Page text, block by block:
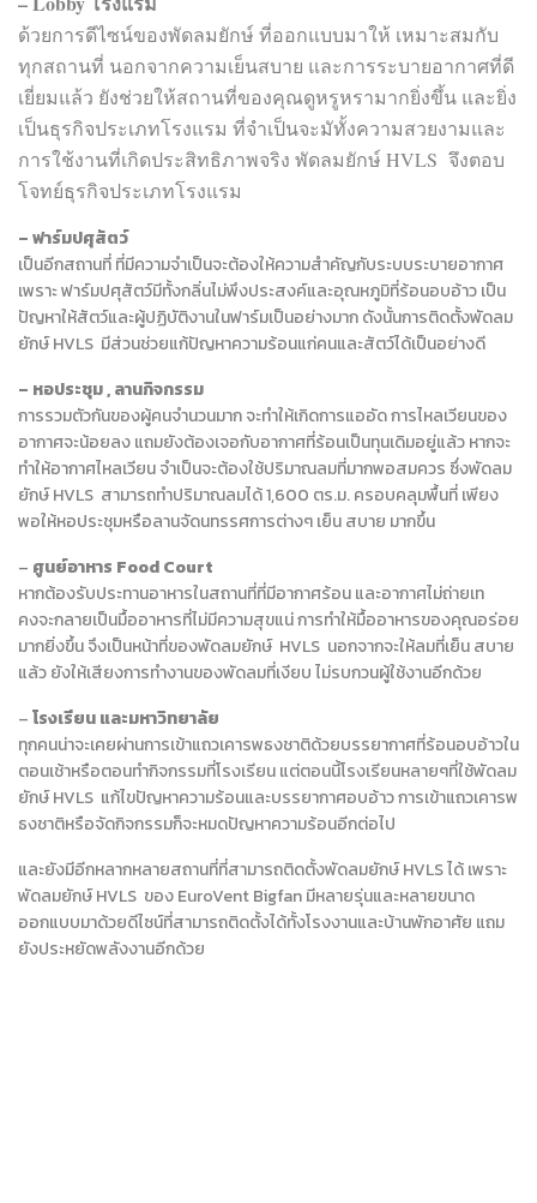
ด้วยการดีไซน์ของพัดลมยักษ์ ที่ออกแบบมาให้ เหมาะสมกับ
ทุกสถานที่ นอกจากความเย็นสบาย และการระบายอากาศที่ดี
เยี่ยมแล้ว ยังช่วยให้สถานที่ของคุณดูหรูหรามากยิ่งขึ้น และยิ่ง
เป็นธุรกิจประเภทโรงแรม ที่จำเป็นจะมัทั้งความสวยงามและ
การใช้งานที่เกิดประสิทธิภาพจริง พัดลมยักษ์ HVLS จึงตอบ
โจทย์ธุรกิจประเภทโรงแรม
– ฟาร์มปศุสัตว์
เป็นอีกสถานที่ ที่มีความจำเป็นจะต้องให้ความสำคัญกับระบบระบายอากาศ
เพราะ ฟาร์มปศุสัตว์มีทั้งกลิ่นไม่พึงประสงค์และอุณหภูมิที่ร้อนอบอ้าว เป็น
ปัญหาให้สัตว์และผู้ปฏิบัติงานในฟาร์มเป็นอย่างมาก ดังนั้นการติดตั้งพัดลม
ยักษ์ HVLS มีส่วนช่วยแก้ปัญหาความร้อนแก่คนและสัตว์ได้เป็นอย่างดี
– หอประชุม , ลานกิจกรรม
การรวมตัวกันของผู้คนจำนวนมาก จะทำให้เกิดการแออัด การไหลเวียนของ
อากาศจะน้อยลง แถมยังต้องเจอกับอากาศที่ร้อนเป็นทุนเดิมอยู่แล้ว หากจะ
ทำให้อากาศไหลเวียน จำเป็นจะต้องใช้ปริมาณลมที่มากพอสมควร ซึ่งพัดลม
ยักษ์ HVLS สามารถทำปริมาณลมได้ 1,600 ตร.ม. ครอบคลุมพื้นที่ เพียง
พอให้หอประชุมหรือลานจัดนทรรศการต่างๆ เย็น สบาย มากขึ้น
– ศูนย์อาหาร Food Court
หากต้องรับประทานอาหารในสถานที่ที่มีอากาศร้อน และอากาศไม่ถ่ายเท
คงจะกลายเป็นมื้ออาหารที่ไม่มีความสุขแน่ การทำให้มื้ออาหารของคุณอร่อย
มากยิ่งขึ้น จึงเป็นหน้าที่ของพัดลมยักษ์ HVLS นอกจากจะให้ลมที่เย็น สบาย
แล้ว ยังให้เสียงการทำงานของพัดลมที่เงียบ ไม่รบกวนผู้ใช้งานอีกด้วย
–โรงเรียน และมหาวิทยาลัย
ทุกคนน่าจะเคยผ่านการเข้าแถวเคารพธงชาติด้วยบรรยากาศที่ร้อนอบอ้าวใน
ตอนเช้าหรือตอนทำกิจกรรมที่โรงเรียน แต่ตอนนี้โรงเรียนหลายๆที่ใช้พัดลม
ยักษ์ HVLS แก้ไขปัญหาความร้อนและบรรยากาศอบอ้าว การเข้าแถวเคารพ
ธงชาติหรือจัดกิจกรรมก็จะหมดปัญหาความร้อนอีกต่อไป
และยังมีอีกหลากหลายสถานที่ที่สามารถติดตั้งพัดลมยักษ์ HVLS ได้ เพราะ
พัดลมยักษ์ HVLS ของ EuroVent Bigfan มีหลายรุ่นและหลายขนาด
ออกแบบมาด้วยดีไซน์ที่สามารถติดตั้งได้ทั้งโรงงานและบ้านพักอาศัย แถม
ยังประหยัดพลังงานอีกด้วย